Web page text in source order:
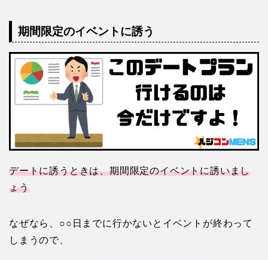
期間限定のイベントに誘う
デートに誘うときは、期間限定のイベントに誘いまし
ょう
なぜなら、○○日までに行かないとイベントが終わって
しまうので、